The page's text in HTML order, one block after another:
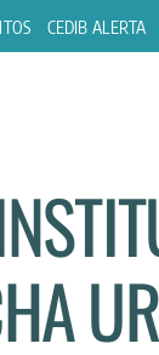
CEDIB ALERTA